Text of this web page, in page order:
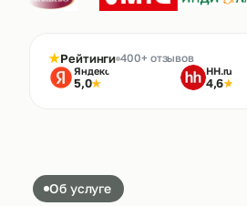
★Рейтинги 400+ отзывов
Яндекс
5,0★
HH.ru
4,6★
Об услуге